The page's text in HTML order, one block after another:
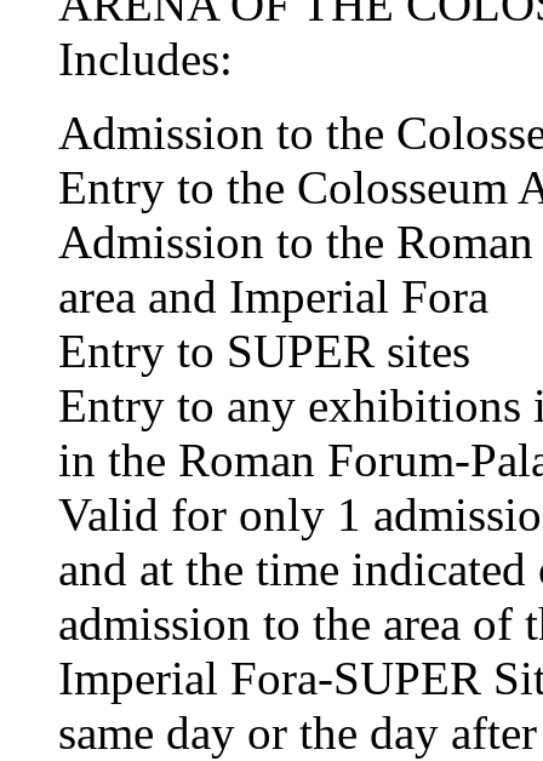
Includes:
Admission to the
Entry to the Colosseum
Admission to the
area and Imperial Fora
Entry to SUPER sites
Entry to any exhibitions
in the Roman Forum-
Valid for only 1
and at the time
admission to the area of
Imperial Fora-SUPER
same day or the day